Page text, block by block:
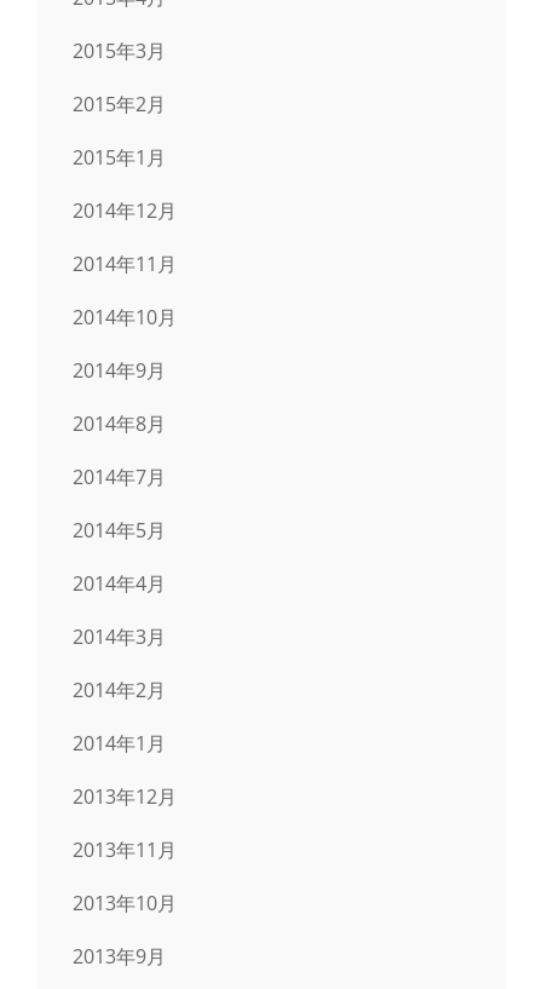
2015年3月
2015年2月
2015年1月
2014年12月
2014年11月
2014年10月
2014年9月
2014年8月
2014年7月
2014年5月
2014年4月
2014年3月
2014年2月
2014年1月
2013年12月
2013年11月
2013年10月
2013年9月